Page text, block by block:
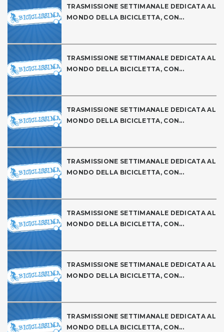
TRASMISSIONE SETTIMANALE DEDICATA AL
MONDO DELLA BICICLETTA, CON...
TRASMISSIONE SETTIMANALE DEDICATA AL
MONDO DELLA BICICLETTA, CON...
TRASMISSIONE SETTIMANALE DEDICATA AL
MONDO DELLA BICICLETTA, CON...
TRASMISSIONE SETTIMANALE DEDICATA AL
MONDO DELLA BICICLETTA, CON...
TRASMISSIONE SETTIMANALE DEDICATA AL
MONDO DELLA BICICLETTA, CON...
TRASMISSIONE SETTIMANALE DEDICATA AL
MONDO DELLA BICICLETTA, CON...
TRASMISSIONE SETTIMANALE DEDICATA AL
MONDO DELLA BICICLETTA, CON...